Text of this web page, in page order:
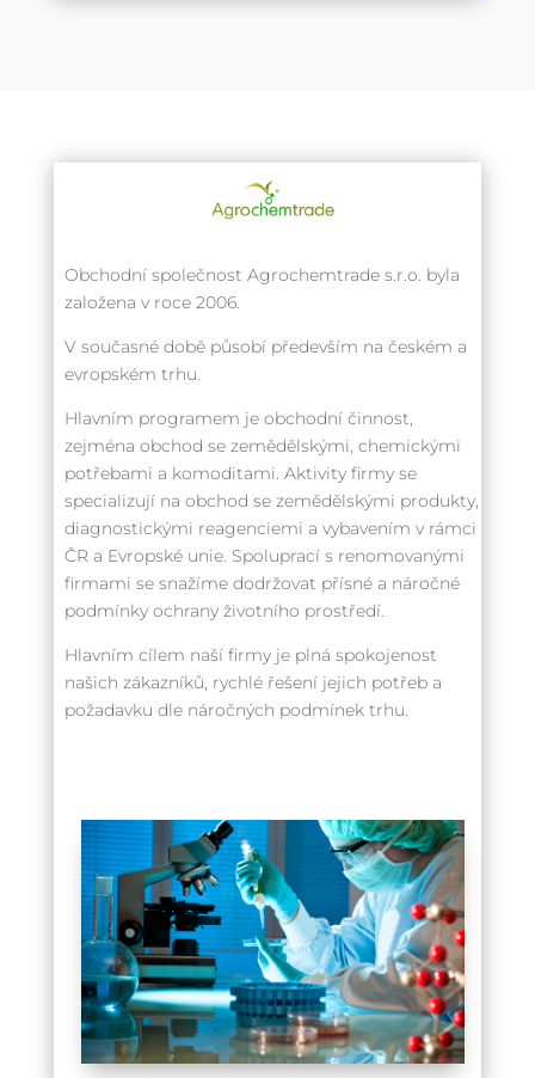
Obchodní společnost Agrochemtrade s.r.o. byla
založena v roce 2006.
V současné době působí především na českém a
evropském trhu.
Hlavním programem je obchodní činnost,
zejména obchod se zemědělskými, chemickými
potřebami a komoditami. Aktivity firmy se
specializují na obchod se zemědělskými produkty,
diagnostickými reagenciemi a vybavením v rámci
ČR a Evropské unie. Spoluprací s renomovanými
firmami se snažíme dodržovat přísné a náročné
podmínky ochrany životního prostředí.
Hlavním cílem naší firmy je plná spokojenost
našich zákazníků, rychlé řešení jejich potřeb a
požadavku dle náročných podmínek trhu.